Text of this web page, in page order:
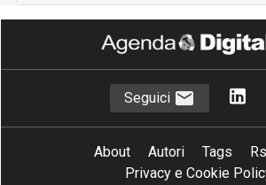
Seguici
About Autori Tags
Privacy e Cookie